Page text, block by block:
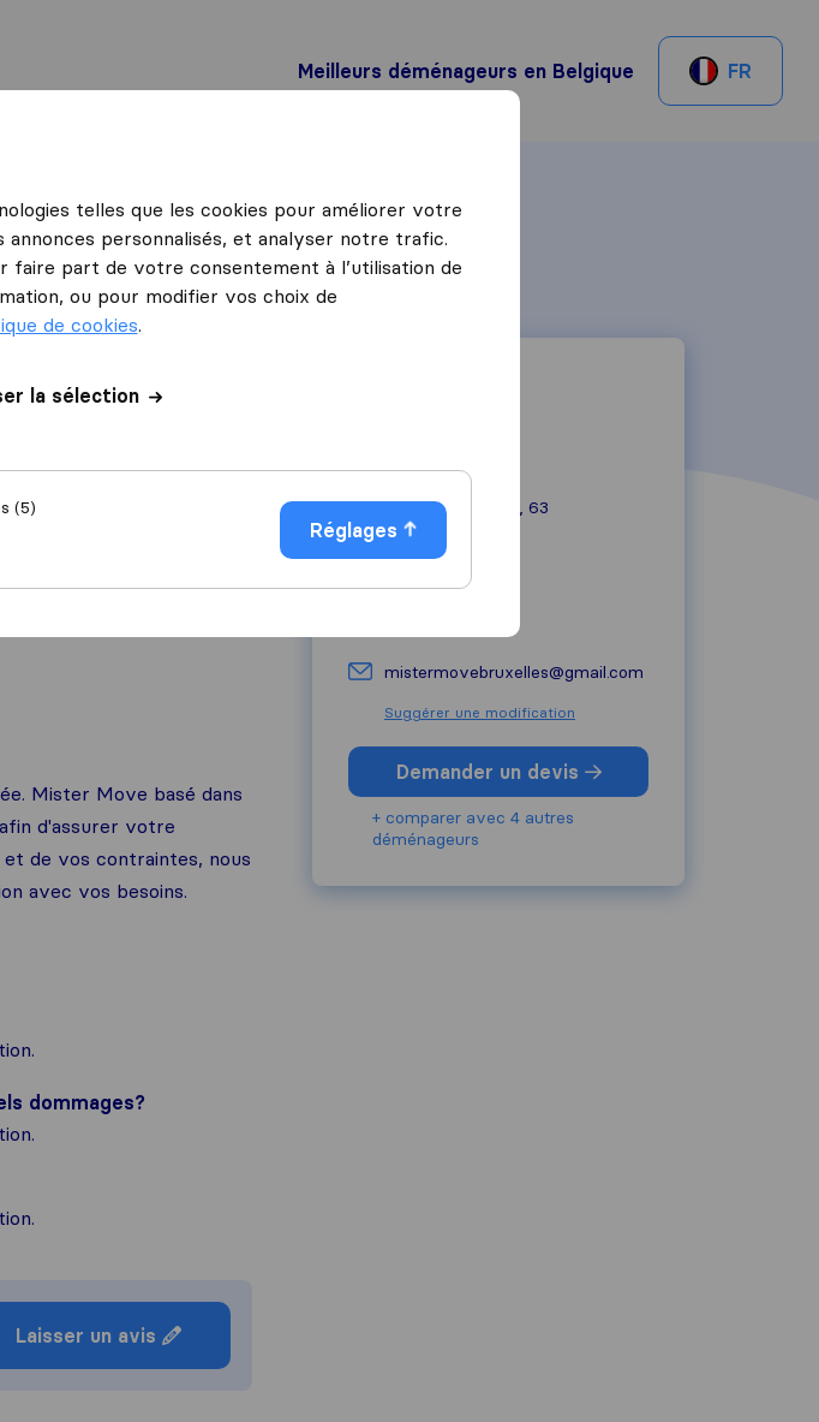
Meilleurs déménageurs en Belgique FR
que disent les clients
avec les biens (2)
(2)
(2)
Mister Move basé dans
d'assurer votre
de vos contraintes, nous
avec vos besoins.
dommages?
Laisser un avis
Rue des Bataves, 63
1040
0472 82 82 82
mistermovebruxelles@gmail.com
Suggérer une modification
Demander un devis
+ comparer avec 4 autres
déménageurs
telles que les cookies pour améliorer votre
personnalisés, et analyser notre trafic.
part de votre consentement à l’utilisation de
ou pour modifier vos choix de
de cookies.
la sélection
(5)
Réglages